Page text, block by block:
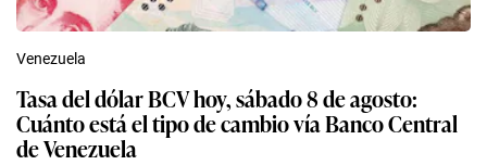
Venezuela
Tasa del dólar BCV hoy, sábado 8 de agosto:
Cuánto está el tipo de cambio vía Banco Central
de Venezuela